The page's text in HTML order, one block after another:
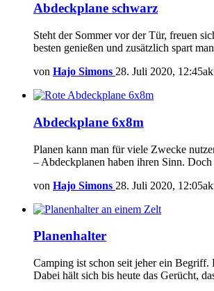
Abdeckplane schwarz
Steht der Sommer vor der Tür, freuen
besten genießen und zusätzlich spart
von Hajo Simons 28. Juli 2020, 12:45
Abdeckplane 6x8m
Planen kann man für viele Zwecke
– Abdeckplanen haben ihren Sinn.
von Hajo Simons 28. Juli 2020, 12:05
Planenhalter
Camping ist schon seit jeher ein Begriff.
Dabei hält sich bis heute das Gerücht,